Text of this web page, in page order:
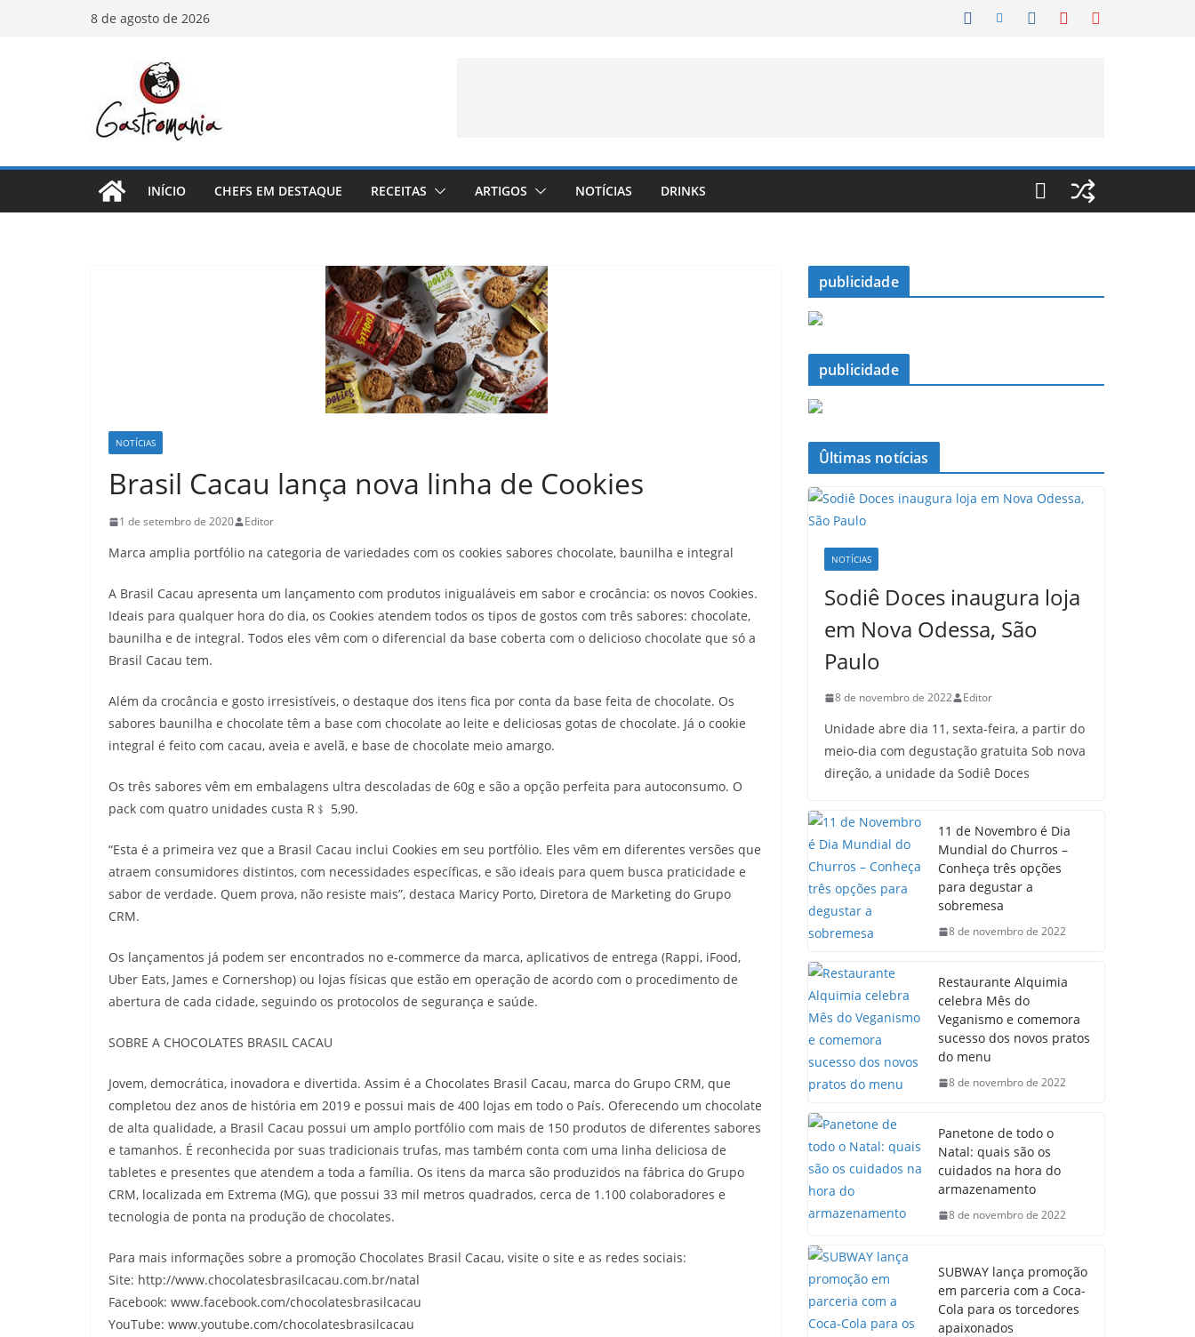
8 de agosto de 2026
INÍCIO CHEFS EM DESTAQUE RECEITAS ARTIGOS NOTÍCIAS DRINKS
NOTÍCIAS
Brasil Cacau lança nova linha de Cookies
1 de setembro de 2020 Editor
Marca amplia portfólio na categoria de variedades com os cookies sabores chocolate, baunilha e integral
A Brasil Cacau apresenta um lançamento com produtos inigualáveis em sabor e crocância: os novos Cookies.
Ideais para qualquer hora do dia, os Cookies atendem todos os tipos de gostos com três sabores: chocolate,
baunilha e de integral. Todos eles vêm com o diferencial da base coberta com o delicioso chocolate que só a
Brasil Cacau tem.
Além da crocância e gosto irresistíveis, o destaque dos itens fica por conta da base feita de chocolate. Os
sabores baunilha e chocolate têm a base com chocolate ao leite e deliciosas gotas de chocolate. Já o cookie
integral é feito com cacau, aveia e avelã, e base de chocolate meio amargo.
Os três sabores vêm em embalagens ultra descoladas de 60g e são a opção perfeita para autoconsumo. O
pack com quatro unidades custa R﹩ 5,90.
“Esta é a primeira vez que a Brasil Cacau inclui Cookies em seu portfólio. Eles vêm em diferentes versões que
atraem consumidores distintos, com necessidades específicas, e são ideais para quem busca praticidade e
sabor de verdade. Quem prova, não resiste mais”, destaca Maricy Porto, Diretora de Marketing do Grupo
CRM.
Os lançamentos já podem ser encontrados no e-commerce da marca, aplicativos de entrega (Rappi, iFood,
Uber Eats, James e Cornershop) ou lojas físicas que estão em operação de acordo com o procedimento de
abertura de cada cidade, seguindo os protocolos de segurança e saúde.
SOBRE A CHOCOLATES BRASIL CACAU
Jovem, democrática, inovadora e divertida. Assim é a Chocolates Brasil Cacau, marca do Grupo CRM, que
completou dez anos de história em 2019 e possui mais de 400 lojas em todo o País. Oferecendo um chocolate
de alta qualidade, a Brasil Cacau possui um amplo portfólio com mais de 150 produtos de diferentes sabores
e tamanhos. É reconhecida por suas tradicionais trufas, mas também conta com uma linha deliciosa de
tabletes e presentes que atendem a toda a família. Os itens da marca são produzidos na fábrica do Grupo
CRM, localizada em Extrema (MG), que possui 33 mil metros quadrados, cerca de 1.100 colaboradores e
tecnologia de ponta na produção de chocolates.
Para mais informações sobre a promoção Chocolates Brasil Cacau, visite o site e as redes sociais:
Site: http://www.chocolatesbrasilcacau.com.br/natal
Facebook: www.facebook.com/chocolatesbrasilcacau
YouTube: www.youtube.com/chocolatesbrasilcacau
publicidade
publicidade
Ûltimas notícias
NOTÍCIAS
Sodiê Doces inaugura loja
em Nova Odessa, São
Paulo
8 de novembro de 2022 Editor
Unidade abre dia 11, sexta-feira, a partir do
meio-dia com degustação gratuita Sob nova
direção, a unidade da Sodiê Doces
11 de Novembro é Dia
Mundial do Churros –
Conheça três opções
para degustar a
sobremesa
8 de novembro de 2022
Restaurante Alquimia
celebra Mês do
Veganismo e comemora
sucesso dos novos pratos
do menu
8 de novembro de 2022
Panetone de todo o
Natal: quais são os
cuidados na hora do
armazenamento
8 de novembro de 2022
SUBWAY lança promoção
em parceria com a Coca-
Cola para os torcedores
apaixonados